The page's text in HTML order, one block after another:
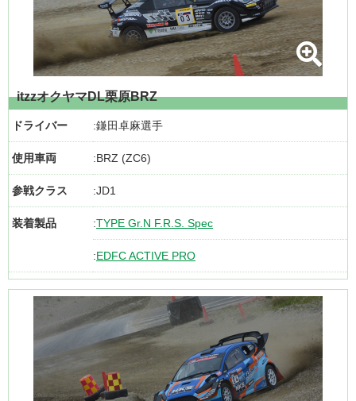
itzzオクヤマDL栗原BRZ
ドライバー 鎌田卓麻選手
使用車両 BRZ (ZC6)
参戦クラス JD1
装着製品 TYPE Gr.N F.R.S. Spec
EDFC ACTIVE PRO